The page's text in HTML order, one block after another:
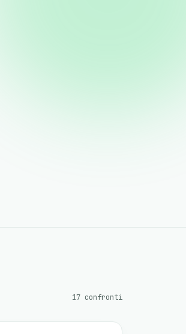
17 confronti